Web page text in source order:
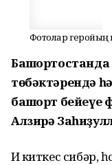
Фотолар
Башҡортостанда
төбәктәрендә
башҡорт
Алзирә
Иҫ киткес